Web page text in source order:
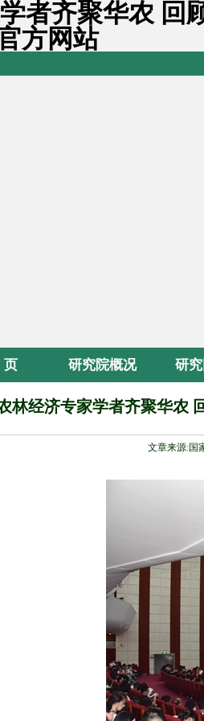
者齐聚华农
方网站
页 研究院概况 研
林经济专家学者齐聚华农
文章来源:国